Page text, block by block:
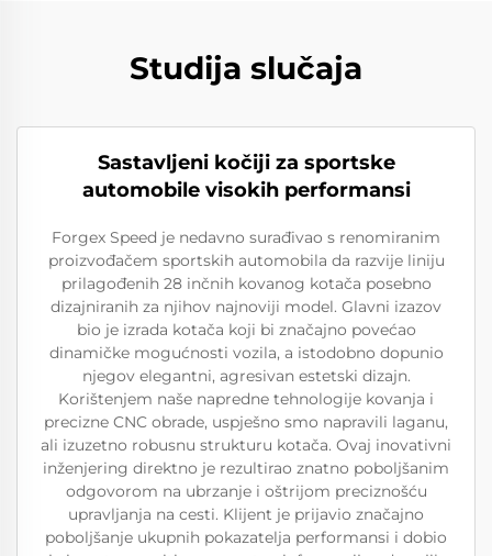
Studija slučaja
Sastavljeni kočiji za sportske
automobile visokih performansi
Forgex Speed je nedavno surađivao s renomiranim
proizvođačem sportskih automobila da razvije liniju
prilagođenih 28 inčnih kovanog kotača posebno
dizajniranih za njihov najnoviji model. Glavni izazov
bio je izrada kotača koji bi značajno povećao
dinamičke mogućnosti vozila, a istodobno dopunio
njegov elegantni, agresivan estetski dizajn.
Korištenjem naše napredne tehnologije kovanja i
precizne CNC obrade, uspješno smo napravili laganu,
ali izuzetno robusnu strukturu kotača. Ovaj inovativni
inženjering direktno je rezultirao znatno poboljšanim
odgovorom na ubrzanje i oštrijom preciznošću
upravljanja na cesti. Klijent je prijavio značajno
poboljšanje ukupnih pokazatelja performansi i dobio